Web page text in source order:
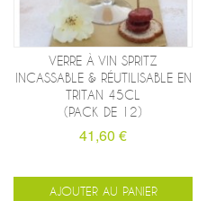
VERRE À VIN SPRITZ
INCASSABLE & RÉUTILISABLE EN
TRITAN 45CL
(PACK DE 12)
41,60 €
AJOUTER AU PANIER